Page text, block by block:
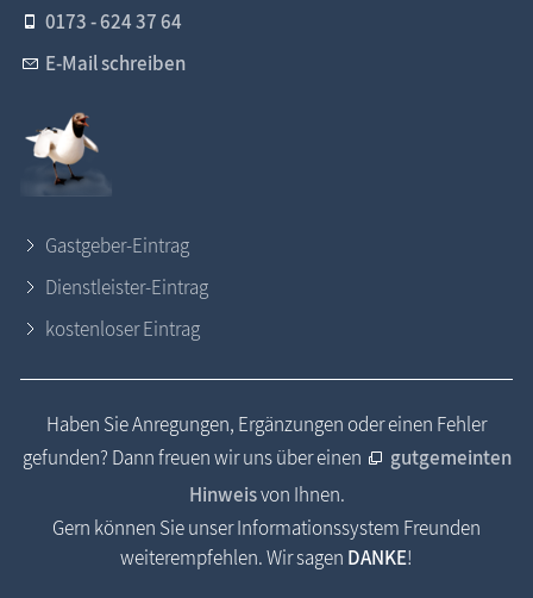
0173 - 624 37 64
E-Mail schreiben
Gastgeber-Eintrag
Dienstleister-Eintrag
kostenloser Eintrag
Haben Sie Anregungen, Ergänzungen oder einen Fehler
gefunden? Dann freuen wir uns über einen
gutgemeinten
Hinweisvon Ihnen.
Gern können Sie unser Informationssystem Freunden
weiterempfehlen. Wir sagen DANKE!